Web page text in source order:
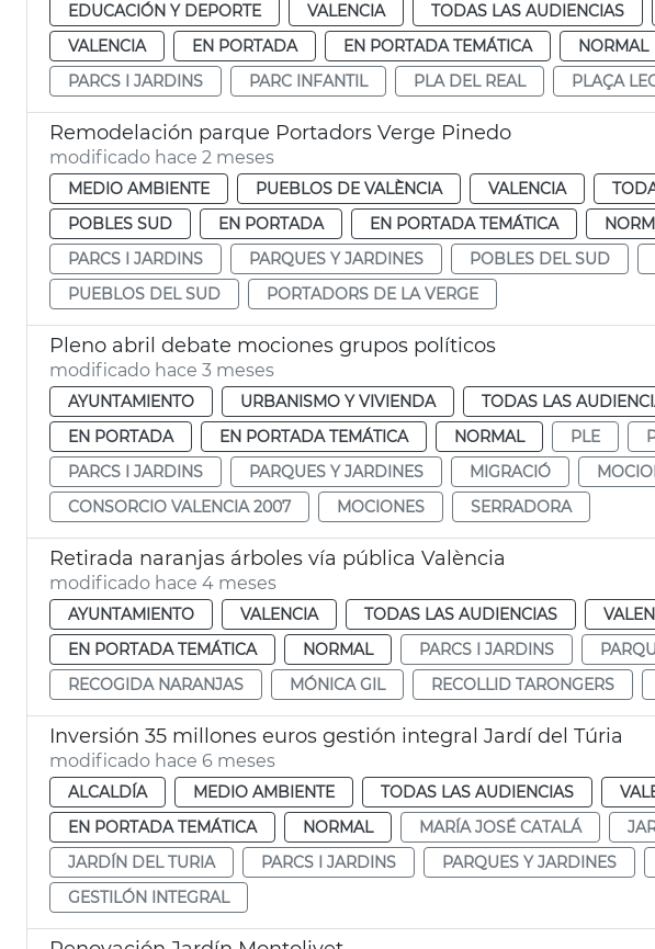
EDUCACIÓN Y DEPORTE VALENCIA TODAS LAS AUDIENCIAS
VALENCIA
EN PORTADA EN PORTADA TEMÁTICA NORMAL
PARCS I JARDINS
PARC INFANTIL PLA DEL REAL PLAÇA
Remodelación parque Portadors Verge Pinedo
modificado hace 2 meses
MEDIO AMBIENTE PUEBLOS DE VALÈNCIA VALENCIA
POBLES SUD
EN PORTADA EN PORTADA TEMÁTICA
PARCS I JARDINS
PARQUES Y JARDINES POBLES DEL SUD
PUEBLOS DEL SUD
PORTADORS DE LA VERGE
Pleno abril debate mociones grupos políticos
modificado hace 3 meses
AYUNTAMIENTO URBANISMO Y VIVIENDA TODAS LAS
EN PORTADA
EN PORTADA TEMÁTICA NORMAL PLE
PARCS I JARDINS
PARQUES Y JARDINES MIGRACIÓ
CONSORCIO VALENCIA 2007
MOCIONES SERRADORA
Retirada naranjas árboles vía pública València
modificado hace 4 meses
AYUNTAMIENTO VALENCIA TODAS LAS AUDIENCIAS
EN PORTADA TEMÁTICA
NORMAL PARCS I JARDINS
RECOGIDA NARANJAS
MÓNICA GIL RECOLLID TARONGERS
Inversión 35 millones euros gestión integral Jardí del Túria
modificado hace 6 meses
ALCALDÍA MEDIO AMBIENTE TODAS LAS AUDIENCIAS
EN PORTADA TEMÁTICA
NORMAL MARÍA JOSÉ CATALÁ
JARDÍN DEL TURIA
PARCS I JARDINS PARQUES Y JARDINES
GESTILÓN INTEGRAL